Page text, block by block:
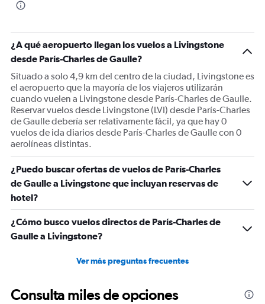
¿A qué aeropuerto llegan los vuelos a Livingstone
desde París-Charles de Gaulle?
Situado a solo 4,9 km del centro de la ciudad, Livingstone es
el aeropuerto que la mayoría de los viajeros utilizarán
cuando vuelen a Livingstone desde París-Charles de Gaulle.
Reservar vuelos desde Livingstone (LVI) desde París-Charles
de Gaulle debería ser relativamente fácil, ya que hay 0
vuelos de ida diarios desde París-Charles de Gaulle con 0
aerolíneas distintas.
¿Puedo buscar ofertas de vuelos de París-Charles
de Gaulle a Livingstone que incluyan reservas de
hotel?
¿Cómo busco vuelos directos de París-Charles de
Gaulle a Livingstone?
Ver más preguntas frecuentes
Consulta miles de opciones